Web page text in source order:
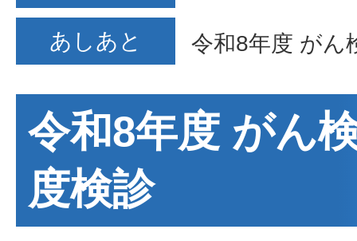
あしあと 令和8年度 がん
令和8年度 がん
度検診